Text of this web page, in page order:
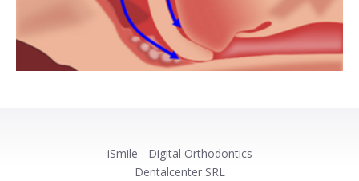
iSmile - Digital Orthodontics
Dentalcenter SRL